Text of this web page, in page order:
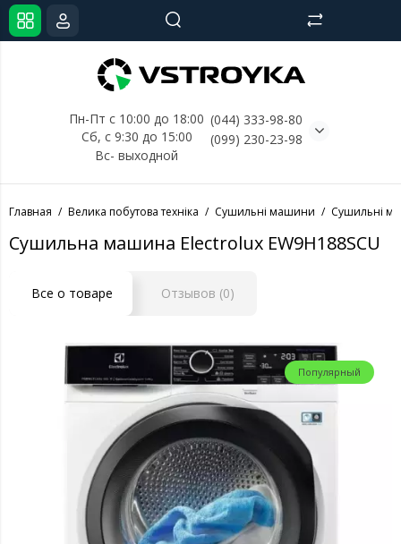
Пн-Пт с 10:00 до 18:00
Сб, с 9:30 до 15:00
Вс- выходной
(044) 333-98-80
(099) 230-23-98
Главная Велика побутова техніка Сушильні машини Сушильні
Сушильна машина Electrolux EW9H188SCU
Все о товаре Отзывов (0)
Популярный